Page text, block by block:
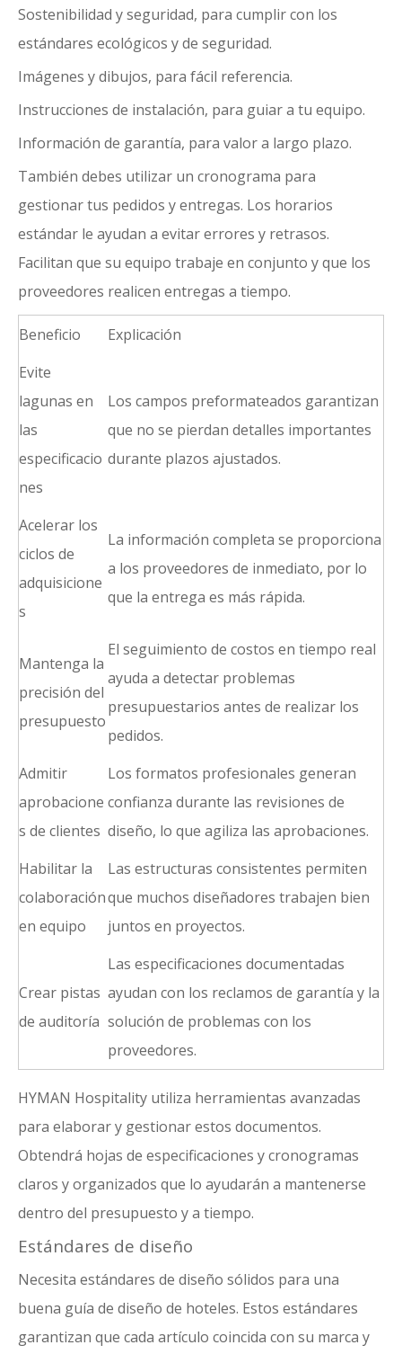
Sostenibilidad y seguridad, para cumplir con los
estándares ecológicos y de seguridad.
Imágenes y dibujos, para fácil referencia.
Instrucciones de instalación, para guiar a tu equipo.
Información de garantía, para valor a largo plazo.
También debes utilizar un cronograma para
gestionar tus pedidos y entregas. Los horarios
estándar le ayudan a evitar errores y retrasos.
Facilitan que su equipo trabaje en conjunto y que los
proveedores realicen entregas a tiempo.
Beneficio
Explicación
Evite
lagunas en
las
especificacio
nes
Los campos preformateados garantizan
que no se pierdan detalles importantes
durante plazos ajustados.
Acelerar los
ciclos de
adquisicione
s
La información completa se proporciona
a los proveedores de inmediato, por lo
que la entrega es más rápida.
Mantenga la
precisión del
presupuesto
El seguimiento de costos en tiempo real
ayuda a detectar problemas
presupuestarios antes de realizar los
pedidos.
Admitir
aprobacione
s de clientes
Los formatos profesionales generan
confianza durante las revisiones de
diseño, lo que agiliza las aprobaciones.
Habilitar la
colaboración
en equipo
Las estructuras consistentes permiten
que muchos diseñadores trabajen bien
juntos en proyectos.
Crear pistas
de auditoría
Las especificaciones documentadas
ayudan con los reclamos de garantía y la
solución de problemas con los
proveedores.
HYMAN Hospitality utiliza herramientas avanzadas
para elaborar y gestionar estos documentos.
Obtendrá hojas de especificaciones y cronogramas
claros y organizados que lo ayudarán a mantenerse
dentro del presupuesto y a tiempo.
Estándares de diseño
Necesita estándares de diseño sólidos para una
buena guía de diseño de hoteles. Estos estándares
garantizan que cada artículo coincida con su marca y